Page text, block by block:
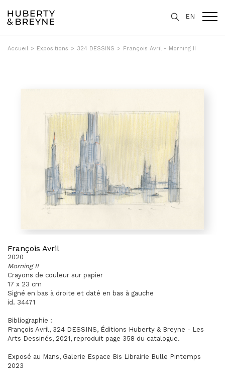
EN
Accueil > Expositions > 324 DESSINS > François Avril - Morning II
François Avril
2020
Morning II
Crayons de couleur sur papier
17 x 23 cm
Signé en bas à droite et daté en bas à gauche
id. 34471
Bibliographie :
François Avril, 324 DESSINS, Éditions Huberty & Breyne - Les
Arts Dessinés, 2021, reproduit page 358 du catalogue.
Exposé au Mans, Galerie Espace Bis Librairie Bulle Pintemps
2023